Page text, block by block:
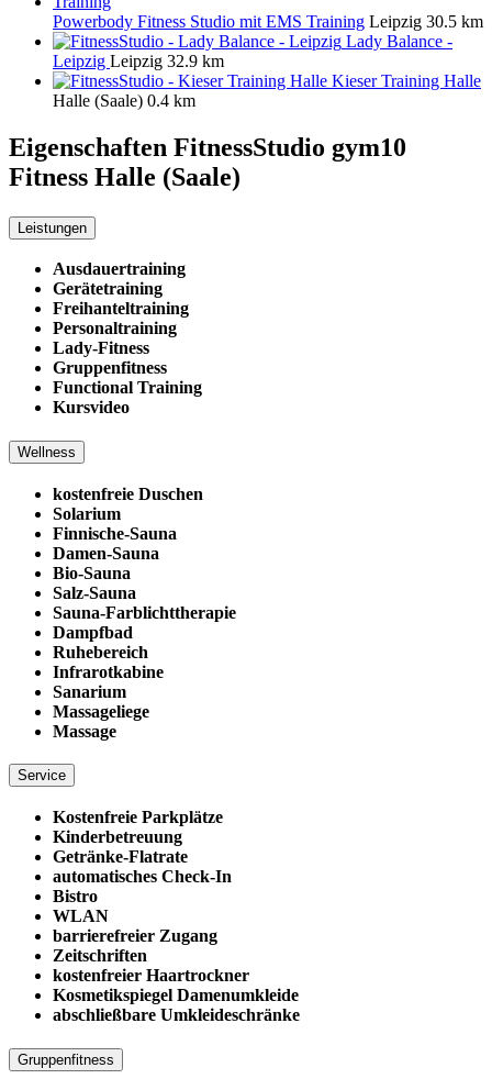
Powerbody Fitness Studio mit EMS Training Leipzig 30.5 km
Lady Balance -
Leipzig Leipzig 32.9 km
Kieser Training Halle
Halle (Saale) 0.4 km
Eigenschaften FitnessStudio gym10
Fitness Halle (Saale)
Leistungen
Ausdauertraining
Gerätetraining
Freihanteltraining
Personaltraining
Lady-Fitness
Gruppenfitness
Functional Training
Kursvideo
Wellness
kostenfreie Duschen
Solarium
Finnische-Sauna
Damen-Sauna
Bio-Sauna
Salz-Sauna
Sauna-Farblichttherapie
Dampfbad
Ruhebereich
Infrarotkabine
Sanarium
Massageliege
Massage
Service
Kostenfreie Parkplätze
Kinderbetreuung
Getränke-Flatrate
automatisches Check-In
Bistro
WLAN
barrierefreier Zugang
Zeitschriften
kostenfreier Haartrockner
Kosmetikspiegel Damenumkleide
abschließbare Umkleideschränke
Gruppenfitness